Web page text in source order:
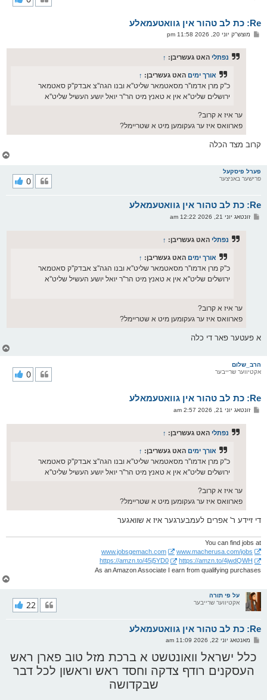
Re: כת לב טהור אין גוואטעמאלע
פמוצש"ק יוני 20, 2026 11:58 pm
נפתלי האט געשריבן: ↑
אורך ימים האט געשריבן: ↑
כ''ק מרן אדמו''ר מסאטמאר שליט''א ובנו הגה''צ אבדק''ק סאטמאר
ירושלים שליט''א אין א טאנץ מיט הר''ר יואל יושע העשיל שליט''א
ער איז א קרוב?
פארוואס איז ער געקומען מיט א שטריימל?
קרוב מצד הכלה
פערל פיסקעל
פרישער באניצער
Re: כת לב טהור אין גוואטעמאלע
0
פזונטאג יוני 21, 2026 12:22 am
נפתלי האט געשריבן: ↑
אורך ימים האט געשריבן: ↑
כ''ק מרן אדמו''ר מסאטמאר שליט''א ובנו הגה''צ אבדק''ק סאטמאר
ירושלים שליט''א אין א טאנץ מיט הר''ר יואל יושע העשיל שליט''א
ער איז א קרוב?
פארוואס איז ער געקומען מיט א שטריימל?
א פעטער פאר די כלה
הרב_שלום
אקטיווער שרייבער
Re: כת לב טהור אין גוואטעמאלע
0
פזונטאג יוני 21, 2026 2:57 am
נפתלי האט געשריבן: ↑
אורך ימים האט געשריבן: ↑
כ''ק מרן אדמו''ר מסאטמאר שליט''א ובנו הגה''צ אבדק''ק סאטמאר
ירושלים שליט''א אין א טאנץ מיט הר''ר יואל יושע העשיל שליט''א
ער איז א קרוב?
פארוואס איז ער געקומען מיט א שטריימל?
די זיידע ר' אפרים לעמבערגער איז א שוואגער
You can find jobs at
www.macherusa.com/jobs
www.jobsgemach.com
https://amzn.to/4jwdQWH
https://amzn.to/45j5YD0
As an Amazon Associate I earn from qualifying purchases
על פי תורה
אקטיווער שרייבער
Re: כת לב טהור אין גוואטעמאלע
22
פ
ו
ס
ט
מאנטאג יוני 22, 2026 11:09 am
כלל ישראל וואונטשט א ברכת מזל טוב פארן ראש
העסקנים רודף צדקה וחסד ראש וראשון לכל דבר
שבקדושה